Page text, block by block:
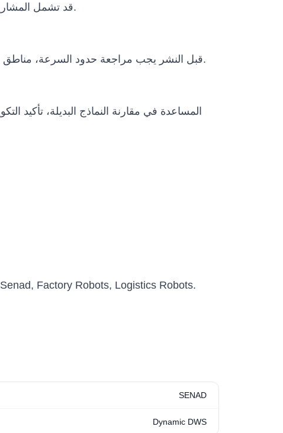
قد تشمل المشاريع الدولية التغليف، النقل، وثائق الاستيراد، متطلبات الطاقة، التدريب عن بعد، دعم التشغيل وخطة الصيانة.
قبل النشر يجب مراجعة حدود السرعة، مناطق التشغيل، الإيقاف الطارئ، الإشراف البشري، سياسات البيانات، الظروف البيئية ومتطلبات الامتثال المحلية.
Senad Dynamic DWS خيار مناسب للفرق التي تريد تقييم أو شراء أو نشر حلول روبوتية احترافية ضمن Senad, Factory Robots, Logistics Robots.
SENAD
Dynamic DWS